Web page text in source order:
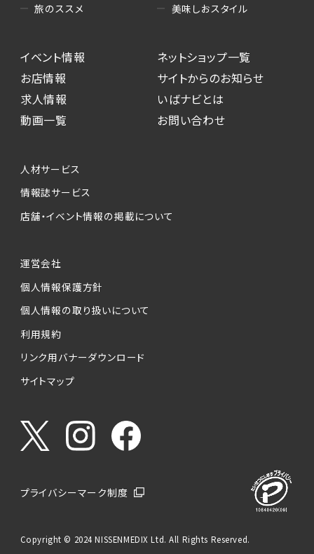
旅のススメ
美味しおスタイル
イベント情報
お店情報
求人情報
動画一覧
ネットショップ一覧
サイトからのお知らせ
いばナビとは
お問い合わせ
人材サービス
情報誌サービス
店舗・イベント情報の掲載について
運営会社
個人情報保護方針
個人情報の取り扱いについて
利用規約
リンク用バナーダウンロード
サイトマップ
プライバシーマーク制度
Copyright © 2024 NISSENMEDIX Ltd. All Rights Reserved.